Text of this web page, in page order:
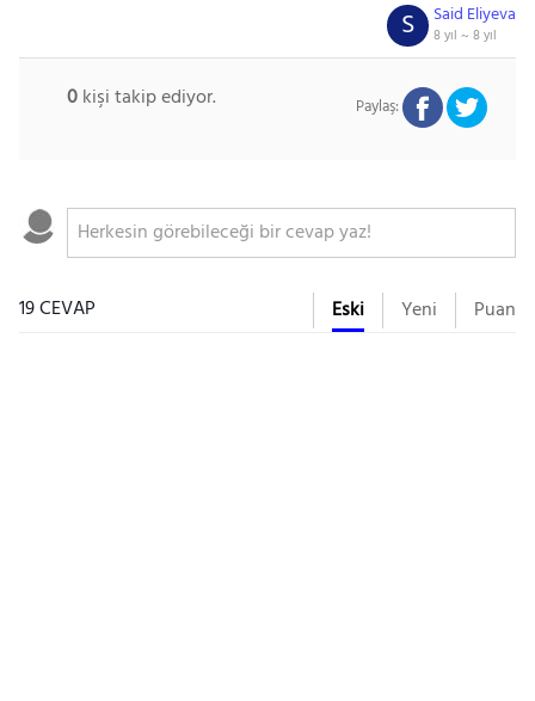
Said Eliyeva
8 yıl ~8 yıl
S
0kişi takip ediyor. Paylaş:
19 CEVAP Eski Yeni Puan